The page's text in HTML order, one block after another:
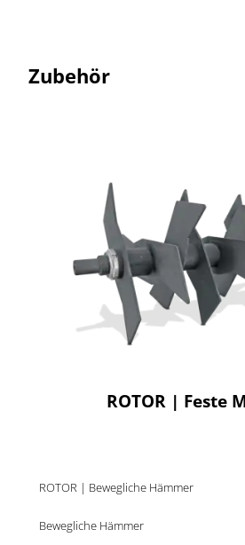
Zubehör
ROTOR | Feste
ROTOR | Bewegliche Hämmer
Bewegliche Hämmer